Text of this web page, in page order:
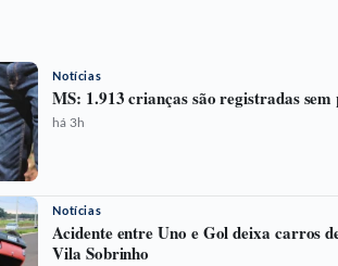
Notícias
MS: 1.913 crianças são registradas
há 3h
Notícias
Acidente entre Uno e Gol deixa carros
Vila Sobrinho